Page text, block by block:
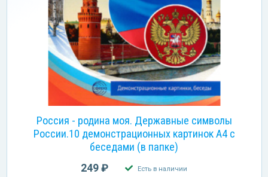
Россия - родина моя. Державные символы
России.10 демонстрационных картинок А4 с
беседами (в папке)
249 ₽ Есть в наличии